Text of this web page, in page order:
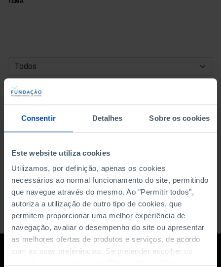
Consentir Detalhes Sobre os cookies
Este website utiliza cookies
Utilizamos, por definição, apenas os cookies
necessários ao normal funcionamento do site, permitindo
que navegue através do mesmo. Ao "Permitir todos",
autoriza a utilização de outro tipo de cookies, que
permitem proporcionar uma melhor experiência de
navegação, avaliar o desempenho do site ou apresentar
as melhores ofertas de produtos e serviços, de acordo
com as suas preferências. Se pretender escolher os
DATA DE INÍCIO
DATA DE FIM